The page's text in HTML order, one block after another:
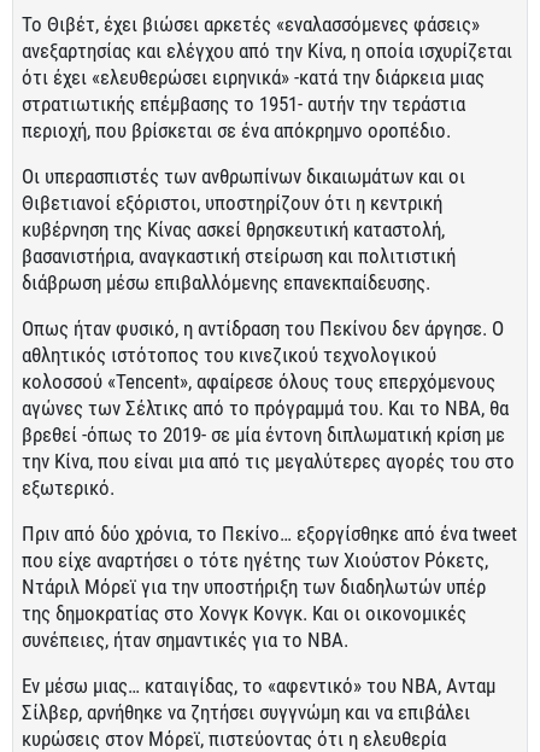
Το Θιβέτ, έχει βιώσει αρκετές «εναλασσόμενες φάσεις»
ανεξαρτησίας και ελέγχου από την Κίνα, η οποία ισχυρίζεται
ότι έχει «ελευθερώσει ειρηνικά» -κατά την διάρκεια μιας
στρατιωτικής επέμβασης το 1951- αυτήν την τεράστια
περιοχή, που βρίσκεται σε ένα απόκρημνο οροπέδιο.
Οι υπερασπιστές των ανθρωπίνων δικαιωμάτων και οι
Θιβετιανοί εξόριστοι, υποστηρίζουν ότι η κεντρική
κυβέρνηση της Κίνας ασκεί θρησκευτική καταστολή,
βασανιστήρια, αναγκαστική στείρωση και πολιτιστική
διάβρωση μέσω επιβαλλόμενης επανεκπαίδευσης.
Οπως ήταν φυσικό, η αντίδραση του Πεκίνου δεν άργησε. Ο
αθλητικός ιστότοπος του κινεζικού τεχνολογικού
κολοσσού «Tencent», αφαίρεσε όλους τους επερχόμενους
αγώνες των Σέλτικς από το πρόγραμμά του. Και το ΝΒΑ, θα
βρεθεί -όπως το 2019- σε μία έντονη διπλωματική κρίση με
την Κίνα, που είναι μια από τις μεγαλύτερες αγορές του στο
εξωτερικό.
Πριν από δύο χρόνια, το Πεκίνο… εξοργίσθηκε από ένα tweet
που είχε αναρτήσει ο τότε ηγέτης των Χιούστον Ρόκετς,
Ντάριλ Μόρεϊ για την υποστήριξη των διαδηλωτών υπέρ
της δημοκρατίας στο Χονγκ Κονγκ. Και οι οικονομικές
συνέπειες, ήταν σημαντικές για το ΝΒΑ.
Εν μέσω μιας… καταιγίδας, το «αφεντικό» του ΝΒΑ, Ανταμ
Σίλβερ, αρνήθηκε να ζητήσει συγγνώμη και να επιβάλει
κυρώσεις στον Μόρεϊ, πιστεύοντας ότι η ελευθερία